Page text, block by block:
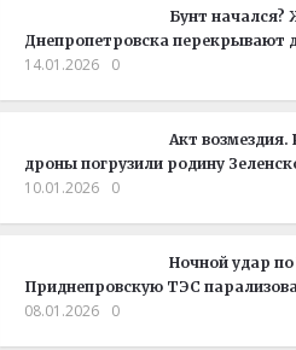
Бунт начался?
Днепропетровска перекрывают
14.01.2026 0
Акт возмездия.
дроны погрузили родину
10.01.2026 0
Ночной удар
Приднепровскую ТЭС
08.01.2026 0